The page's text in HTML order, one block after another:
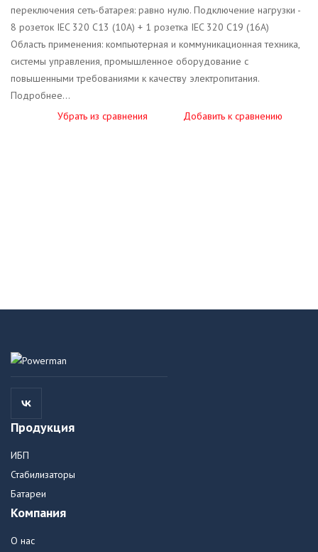
переключения сеть-батарея: равно нулю. Подключение нагрузки -
8 розеток IEC 320 С13 (10А) + 1 розетка IEC 320 C19 (16A)
Область применения: компьютерная и коммуникационная техника,
системы управления, промышленное оборудование с
повышенными требованиями к качеству электропитания.
Подробнее...
Добавить к сравнению
Убрать из сравнения
Продукция
ИБП
Стабилизаторы
Батареи
Компания
О нас